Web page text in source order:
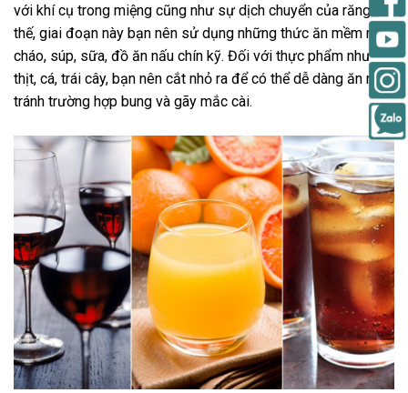
với khí cụ trong miệng cũng như sự dịch chuyển của răng. Vì
thế, giai đoạn này bạn nên sử dụng những thức ăn mềm như
cháo, súp, sữa, đồ ăn nấu chín kỹ. Đối với thực phẩm như
thịt, cá, trái cây, bạn nên cắt nhỏ ra để có thể dễ dàng ăn nhai,
tránh trường hợp bung và gãy mắc cài.